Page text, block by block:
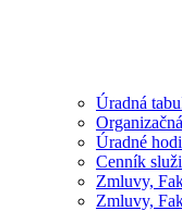
Úradná
Úradné
Cenník
Zmluvy,
Zmluvy,